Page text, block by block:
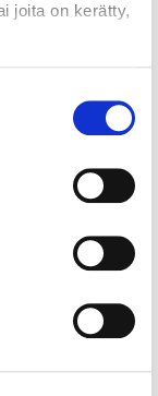
joita on kerätty,
tietoa,
artikkeliin.